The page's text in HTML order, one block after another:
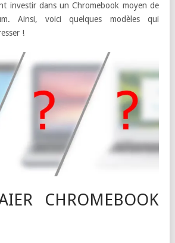
investir dans un Chromebook moyen de
Ainsi, voici quelques modèles qui
!
CHROMEBOOK